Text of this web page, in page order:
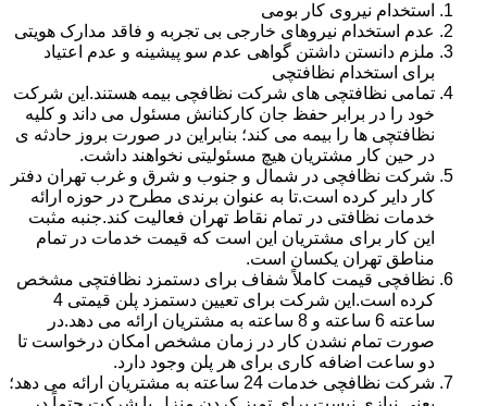
استخدام نیروی کار بومی
عدم استخدام نیروهای خارجی بی تجربه و فاقد مدارک هویتی
ملزم دانستن داشتن گواهی عدم سو پیشینه و عدم اعتیاد
برای استخدام نظافتچی
تمامی نظافتچی های شرکت نظافچی بیمه هستند.این شرکت
خود را در برابر حفظ جان کارکنانش مسئول می داند و کلیه
نظافتچی ها را بیمه می کند؛ بنابراین در صورت بروز حادثه ی
در حین کار مشتریان هیچ مسئولیتی نخواهند داشت.
شرکت نظافچی در شمال و جنوب و شرق و غرب تهران دفتر
کار دایر کرده است.تا به عنوان برندی مطرح در حوزه ارائه
خدمات نظافتی در تمام نقاط تهران فعالیت کند.جنبه مثبت
این کار برای مشتریان این است که قیمت خدمات در تمام
مناطق تهران یکسان است.
نظافچی قیمت کاملاً شفاف برای دستمزد نظافتچی مشخص
کرده است.این شرکت برای تعیین دستمزد پلن قیمتی 4
ساعته 6 ساعته و 8 ساعته به مشتریان ارائه می دهد.در
صورت تمام نشدن کار در زمان مشخص امکان درخواست تا
دو ساعت اضافه کاری برای هر پلن وجود دارد.
شرکت نظافچی خدمات 24 ساعته به مشتریان ارائه می دهد؛